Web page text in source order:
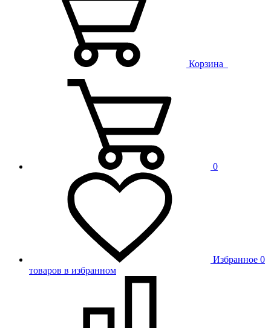
Корзина
0
Избранное 0
товаров в избранном